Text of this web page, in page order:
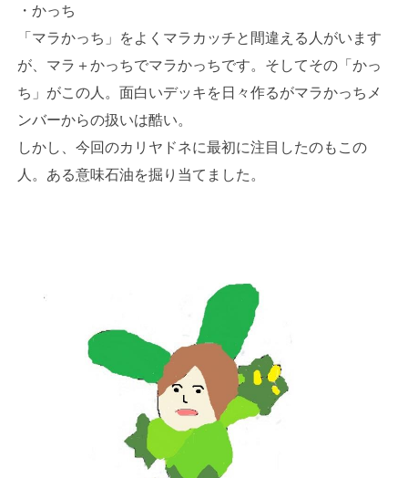
・かっち
「マラかっち」をよくマラカッチと間違える人がいます
が、マラ＋かっちでマラかっちです。そしてその「かっ
ち」がこの人。面白いデッキを日々作るがマラかっちメ
ンバーからの扱いは酷い。
しかし、今回のカリヤドネに最初に注目したのもこの
人。ある意味石油を掘り当てました。